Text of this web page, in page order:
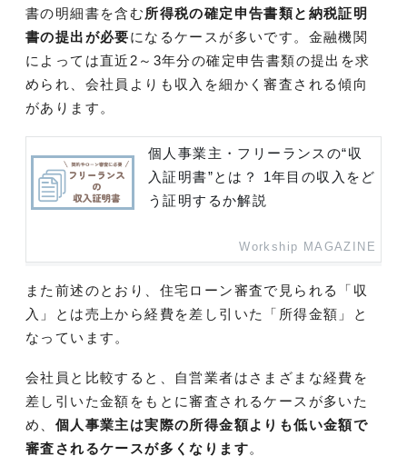
書の明細書を含む所得税の確定申告書類と納税証明
書の提出が必要になるケースが多いです。金融機関
によっては直近2～3年分の確定申告書類の提出を求
められ、会社員よりも収入を細かく審査される傾向
があります。
個人事業主・フリーランスの“収
入証明書”とは？ 1年目の収入をど
う証明するか解説
Workship MAGAZINE
また前述のとおり、住宅ローン審査で見られる「収
入」とは売上から経費を差し引いた「所得金額」と
なっています。
会社員と比較すると、自営業者はさまざまな経費を
差し引いた金額をもとに審査されるケースが多いた
め、 個人事業主は実際の所得金額よりも低い金額で
審査されるケースが多くなります。